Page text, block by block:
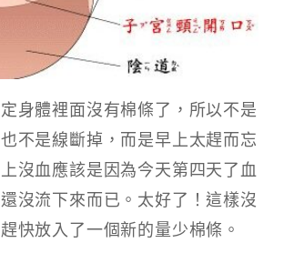
身體裡面沒有棉條了，所以不是
不是線斷掉，而是早上太趕而忘
沒血應該是因為今天第四天了血
沒流下來而已。太好了！這樣沒
快放入了一個新的量少棉條。